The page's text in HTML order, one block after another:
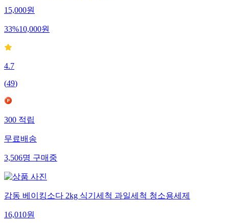
15,000원
33%10,000원
4.7
(49)
300 적립
무료배송
3,506명 구매중
감동 베이킹소다 2kg 식기세척 과일세척 청소용세제
16,010원